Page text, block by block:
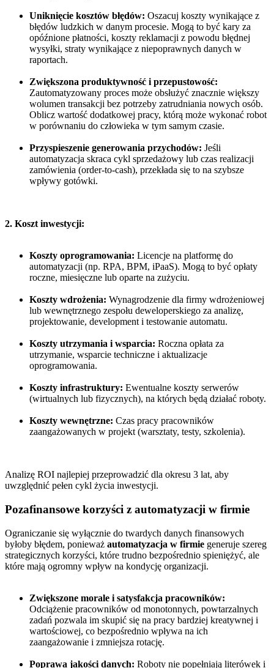
Uniknięcie kosztów błędów: Oszacuj koszty wynikające z
błędów ludzkich w danym procesie. Mogą to być kary za
opóźnione płatności, koszty reklamacji z powodu błędnej
wysyłki, straty wynikające z niepoprawnych danych w
raportach.
Zwiększona produktywność i przepustowość:
Zautomatyzowany proces może obsłużyć znacznie większy
wolumen transakcji bez potrzeby zatrudniania nowych osób.
Oblicz wartość dodatkowej pracy, którą może wykonać robot
w porównaniu do człowieka w tym samym czasie.
Przyspieszenie generowania przychodów: Jeśli
automatyzacja skraca cykl sprzedażowy lub czas realizacji
zamówienia (order-to-cash), przekłada się to na szybsze
wpływy gotówki.
2. Koszt inwestycji:
Koszty oprogramowania: Licencje na platformę do
automatyzacji (np. RPA, BPM, iPaaS). Mogą to być opłaty
roczne, miesięczne lub oparte na zużyciu.
Koszty wdrożenia: Wynagrodzenie dla firmy wdrożeniowej
lub wewnętrznego zespołu deweloperskiego za analizę,
projektowanie, development i testowanie automatu.
Koszty utrzymania i wsparcia: Roczna opłata za
utrzymanie, wsparcie techniczne i aktualizacje
oprogramowania.
Koszty infrastruktury: Ewentualne koszty serwerów
(wirtualnych lub fizycznych), na których będą działać roboty.
Koszty wewnętrzne: Czas pracy pracowników
zaangażowanych w projekt (warsztaty, testy, szkolenia).
Analizę ROI najlepiej przeprowadzić dla okresu 3 lat, aby
uwzględnić pełen cykl życia inwestycji.
Pozafinansowe korzyści z automatyzacji w firmie
Ograniczanie się wyłącznie do twardych danych finansowych
byłoby błędem, ponieważ automatyzacja w firmie generuje szereg
strategicznych korzyści, które trudno bezpośrednio spieniężyć, ale
które mają ogromny wpływ na kondycję organizacji.
Zwiększone morale i satysfakcja pracowników:
Odciążenie pracowników od monotonnych, powtarzalnych
zadań pozwala im skupić się na pracy bardziej kreatywnej i
wartościowej, co bezpośrednio wpływa na ich
zaangażowanie i zmniejsza rotację.
Poprawa jakości danych: Roboty nie popełniają literówek i